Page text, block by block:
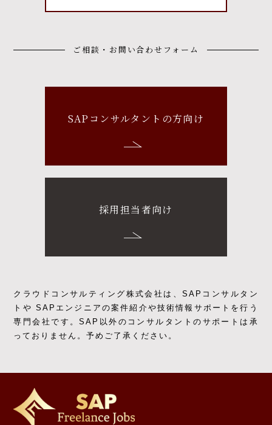
ご相談・お問い合わせフォーム
SAPコンサルタントの方向け
採用担当者向け
クラウドコンサルティング株式会社は、SAPコンサルタン
トや SAPエンジニアの案件紹介や技術情報サポートを行う
専門会社です。SAP以外のコンサルタントのサポートは承
っておりません。予めご了承ください。